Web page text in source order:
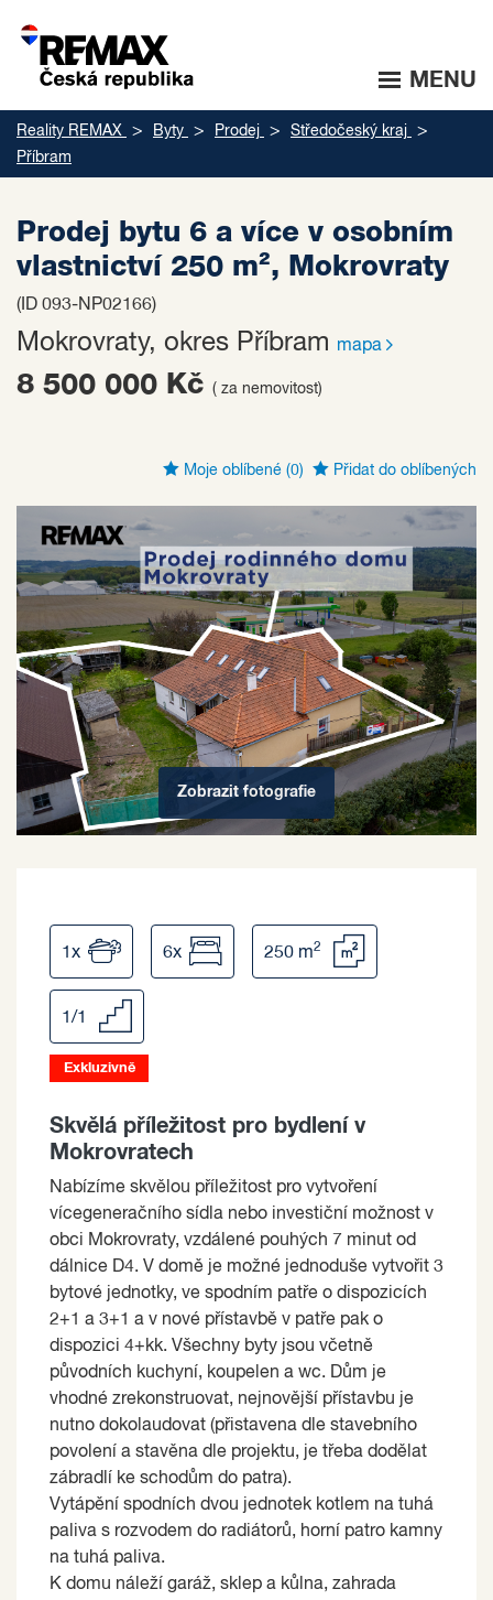
MENU
Reality REMAX Byty Prodej
Středočeský kraj
Příbram
Prodej bytu 6 a více v osobním
vlastnictví 250 m², Mokrovraty
(ID 093-NP02166)
Mokrovraty, okres Příbram mapa
8 500 000 Kč ( za nemovitost)
Moje oblíbené (0) Přidat do oblíbených
Zobrazitfotografie
1x 6x 250 m2
1/1
Exkluzivně
Skvělá příležitost pro bydlení v
Mokrovratech
Nabízíme skvělou příležitost pro vytvoření
vícegeneračního sídla nebo investiční možnost v
obci Mokrovraty, vzdálené pouhých 7 minut od
dálnice D4. V domě je možné jednoduše vytvořit 3
bytové jednotky, ve spodním patře o dispozicích
2+1 a 3+1 a v nové přístavbě v patře pak o
dispozici 4+kk. Všechny byty jsou včetně
původních kuchyní, koupelen a wc. Dům je
vhodné zrekonstruovat, nejnovější přístavbu je
nutno dokolaudovat (přistavena dle stavebního
povolení a stavěna dle projektu, je třeba dodělat
zábradlí ke schodům do patra).
Vytápění spodních dvou jednotek kotlem na tuhá
paliva s rozvodem do radiátorů, horní patro kamny
na tuhá paliva.
K domu náleží garáž, sklep a kůlna, zahrada